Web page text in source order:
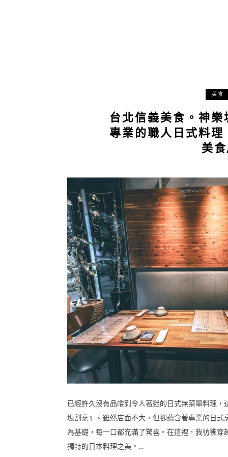
美食
台北信義美食。神樂
專業的職人日式料
美
已經許久沒有品嚐到令人著迷的日式無菜單料理
坂割烹』。雖然店面不大，但卻蘊含著專業的日
為基礎，每一口都充滿了驚喜。在這裡，我彷彿
獨特的日本料理之美。…